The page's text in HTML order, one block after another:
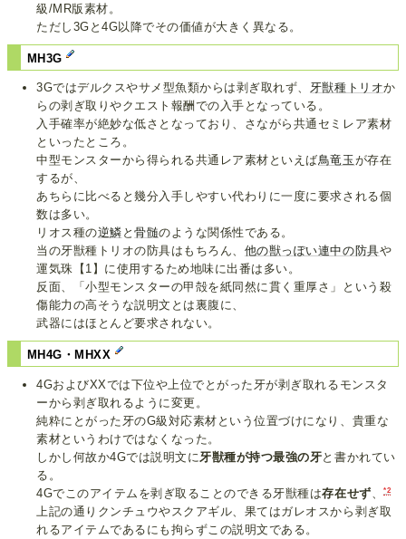
級/MR版素材。
ただし3Gと4G以降でその価値が大きく異なる。
MH3G
3Gではデルクスやサメ型魚類からは剥ぎ取れず、 牙獣種ト リオか
らの剥ぎ取りやクエスト報酬での入手となっている。
入手確率が絶妙な低さとなっており、さながら共通セミレア素材
といったところ。
中型モンスターから得られる共通レア素材といえば鳥竜玉が存在
するが、
あちらに比べると幾分入手しやすい代わりに一度に要求される個
数は多い。
リオス種の逆鱗 と骨髄のような関係性である。
当の牙獣種トリオの防具はもちろん、 他の獣っぽい連中の防具や
運気珠【1】に使用するため地味に出番は多い。
反面、「小型モンスターの甲殻を紙同然に貫く重厚さ」という殺
傷能力の高そうな説明文とは裏腹に、
武器にはほとんど要求されない。
MH4G・MHXX
4GおよびXXでは下位や上位でとがった牙が剥ぎ取れるモンスタ
ーから剥ぎ取れるように変更。
純粋にとがった牙のG級対応素材という位置づけになり、貴重な
素材というわけではなくなった。
しかし何故か4Gでは説明文に 牙獣種が持つ最強の牙と書かれてい
る。
4Gでこのアイテムを剥ぎ取ることのできる牙獣種は存在せず 、*2
上記の通りクンチュウやスクアギル、果てはガレオスから剥ぎ取
れるアイテムであるにも拘らずこの説明文である。